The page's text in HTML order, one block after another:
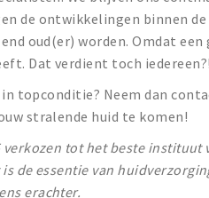
de ontwikkelingen binnen
oud(er) worden. Omdat
Dat verdient toch iedereen?!
topconditie? Neem dan
stralende huid te komen!
verkozen tot het beste
de essentie van
erachter.